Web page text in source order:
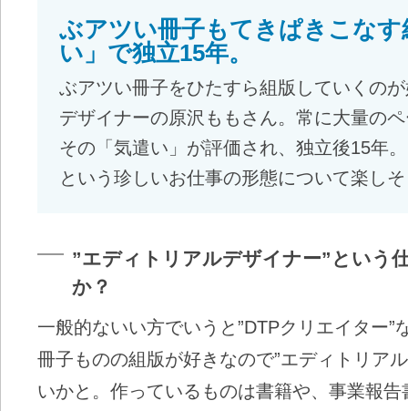
ぶアツい冊子もてきぱきこなす
い」で独立15年。
ぶアツい冊子をひたすら組版していくの
デザイナーの原沢ももさん。常に大量の
その「気遣い」が評価され、独立後15年
という珍しいお仕事の形態について楽し
”エディトリアルデザイナー”という
か？
一般的ないい方でいうと”DTPクリエイター
冊子ものの組版が好きなので”エディトリア
いかと。作っているものは書籍や、事業報